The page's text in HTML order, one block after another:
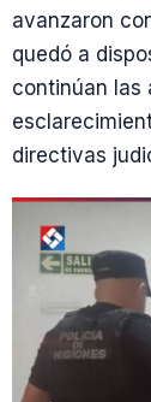
avanzaron
quedó a
continúan las
directivas